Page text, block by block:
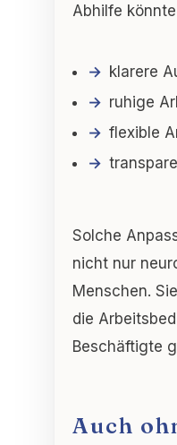
Abhilfe
klarere
ruhige
flexible
Solche
nicht nur
Menschen.
die
Beschäftigte
Auch